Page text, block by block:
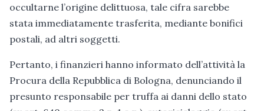
occultarne l’origine delittuosa, tale cifra sarebbe
stata immediatamente trasferita, mediante bonifici
postali, ad altri soggetti.
Pertanto, i finanzieri hanno informato dell’attività la
Procura della Repubblica di Bologna, denunciando il
presunto responsabile per truffa ai danni dello stato